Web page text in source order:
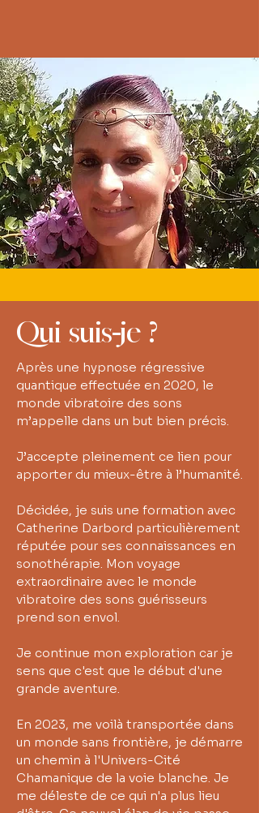
Qui suis-je ?
Après une hypnose régressive
quantique effectuée en 2020, le
monde vibratoire des sons
m’appelle dans un but bien précis.
J’accepte pleinement ce lien pour
apporter du mieux-être à l’humanité.
Décidée, je suis une formation avec
Catherine Darbord particulièrement
réputée pour ses connaissances en
sonothérapie. Mon voyage
extraordinaire avec le monde
vibratoire des sons guérisseurs
prend son envol.
Je continue mon exploration car je
sens que c'est que le début d'une
grande aventure.
En 2023, me voilà transportée dans
un monde sans frontière, je démarre
un chemin à l'Univers-Cité
Chamanique de la voie blanche. Je
me déleste de ce qui n'a plus lieu